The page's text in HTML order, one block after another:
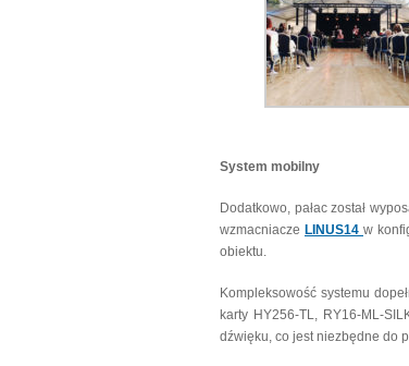
System mobilny
Dodatkowo, pałac został
wzmacniacze LINUS14 w
obiektu.
Kompleksowość systemu
karty HY256-TL, RY16-ML-
dźwięku, co jest niezbędne do